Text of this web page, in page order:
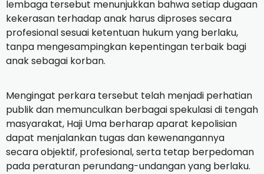
lembaga tersebut menunjukkan bahwa setiap dugaan
kekerasan terhadap anak harus diproses secara
profesional sesuai ketentuan hukum yang berlaku,
tanpa mengesampingkan kepentingan terbaik bagi
anak sebagai korban.
Mengingat perkara tersebut telah menjadi perhatian
publik dan memunculkan berbagai spekulasi di tengah
masyarakat, Haji Uma berharap aparat kepolisian
dapat menjalankan tugas dan kewenangannya
secara objektif, profesional, serta tetap berpedoman
pada peraturan perundang-undangan yang berlaku.